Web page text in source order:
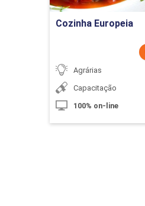
Cozinha Europeia
Agrárias
Capacitação
100% on-line